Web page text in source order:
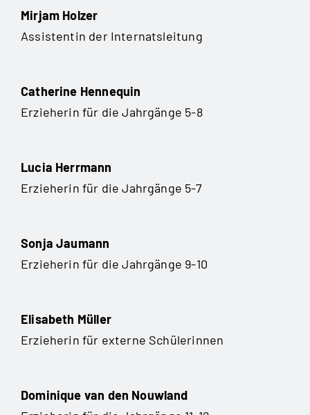
Mirjam Holzer
Assistentin der Internatsleitung
Catherine Hennequin
Erzieherin für die Jahrgänge 5-8
Lucia Herrmann
Erzieherin für die Jahrgänge 5-7
Sonja Jaumann
Erzieherin für die Jahrgänge 9-10
Elisabeth Müller
Erzieherin für externe Schülerinnen
Dominique van den Nouwland